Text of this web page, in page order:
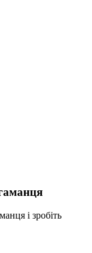
і зробіть